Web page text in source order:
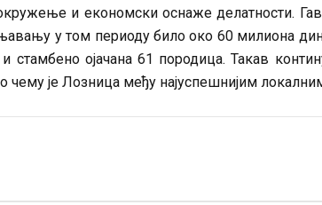
и економски оснаже делатности.
у том периоду било око 60 милиона
стамбено ојачана 61 породица. Такав
чему је Лозница међу најуспешнијим